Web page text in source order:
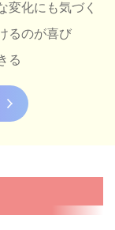
変化にも気づく
るのが喜び
る